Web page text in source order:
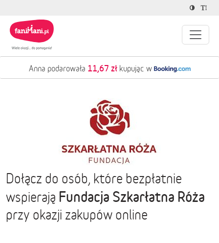
Anna podarowała 11,67 złkupując w
Dołącz do osób, które bezpłatnie
wspierają Fundacja Szkarłatna Róża
przy okazji zakupów online